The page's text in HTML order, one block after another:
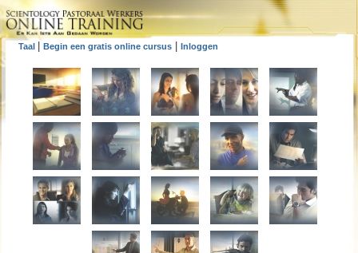
Taal Begin een gratis online cursus Inloggen